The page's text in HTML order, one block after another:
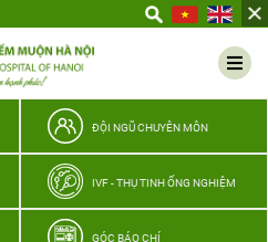
ĐỘI NGŨ CHUYÊN MÔN
IVF - THỤ TINH ỐNG NGHIỆM
GÓC BÁO CHÍ